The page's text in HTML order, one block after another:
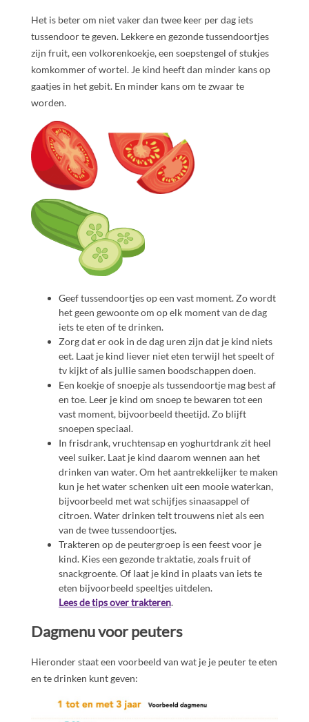
Het is beter om niet vaker dan twee keer per dag iets
tussendoor te geven. Lekkere en gezonde tussendoortjes
zijn fruit, een volkorenkoekje, een soepstengel of stukjes
komkommer of wortel. Je kind heeft dan minder kans op
gaatjes in het gebit. En minder kans om te zwaar te
worden.
Geef tussendoortjes op een vast moment. Zo wordt
het geen gewoonte om op elk moment van de dag
iets te eten of te drinken.
Zorg dat er ook in de dag uren zijn dat je kind niets
eet. Laat je kind liever niet eten terwijl het speelt of
tv kijkt of als jullie samen boodschappen doen.
Een koekje of snoepje als tussendoortje mag best af
en toe. Leer je kind om snoep te bewaren tot een
vast moment, bijvoorbeeld theetijd. Zo blijft
snoepen speciaal.
In frisdrank, vruchtensap en yoghurtdrank zit heel
veel suiker. Laat je kind daarom wennen aan het
drinken van water. Om het aantrekkelijker te maken
kun je het water schenken uit een mooie waterkan,
bijvoorbeeld met wat schijfjes sinaasappel of
citroen. Water drinken telt trouwens niet als een
van de twee tussendoortjes.
Trakteren op de peutergroep is een feest voor je
kind. Kies een gezonde traktatie, zoals fruit of
snackgroente. Of laat je kind in plaats van iets te
eten bijvoorbeeld speeltjes uitdelen.
Lees de tips over trakteren.
Dagmenu voor peuters
Hieronder staat een voorbeeld van wat je je peuter te eten
en te drinken kunt geven: